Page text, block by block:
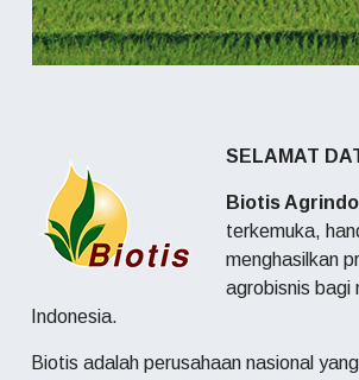
SELAMAT
Biotis Agrindo
terkemuka,
menghasilkan
agrobisnis bagi
Indonesia.
Biotis adalah perusahaan nasional